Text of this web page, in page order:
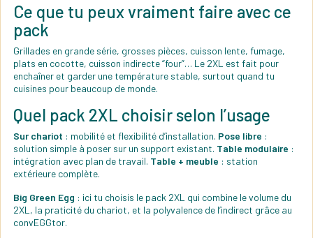
Ce que tu peux vraiment faire avec ce
pack
Grillades en grande série, grosses pièces, cuisson lente, fumage,
plats en cocotte, cuisson indirecte “four”… Le 2XL est fait pour
enchaîner et garder une température stable, surtout quand tu
cuisines pour beaucoup de monde.
Quel pack 2XL choisir selon l’usage
Sur chariot : mobilité et flexibilité d’installation. Pose libre :
solution simple à poser sur un support existant. Table modulaire :
intégration avec plan de travail. Table + meuble : station
extérieure complète.
Big Green Egg : ici tu choisis le pack 2XL qui combine le volume du
2XL, la praticité du chariot, et la polyvalence de l’indirect grâce au
convEGGtor.